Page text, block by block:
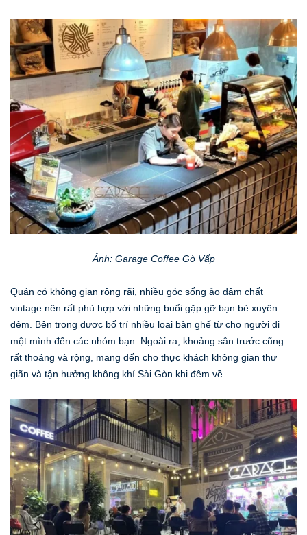
Ảnh: Garage Coffee Gò Vấp
Quán có không gian rộng rãi, nhiều góc sống ảo đậm chất
vintage nên rất phù hợp với những buổi gặp gỡ bạn bè xuyên
đêm. Bên trong được bố trí nhiều loại bàn ghế từ cho người đi
một mình đến các nhóm bạn. Ngoài ra, khoảng sân trước cũng
rất thoáng và rộng, mang đến cho thực khách không gian thư
giãn và tận hưởng không khí Sài Gòn khi đêm về.